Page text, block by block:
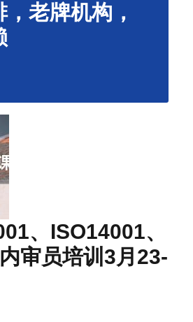
老牌机构，
、ISO14001、
审员培训3月23-